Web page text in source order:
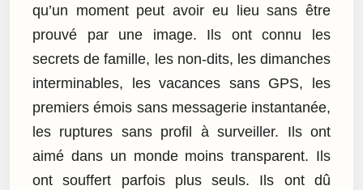
qu’un moment peut avoir eu lieu sans être
prouvé par une image. Ils ont connu les
secrets de famille, les non-dits, les dimanches
interminables, les vacances sans GPS, les
premiers émois sans messagerie instantanée,
les ruptures sans profil à surveiller. Ils ont
aimé dans un monde moins transparent. Ils
ont souffert parfois plus seuls. Ils ont dû